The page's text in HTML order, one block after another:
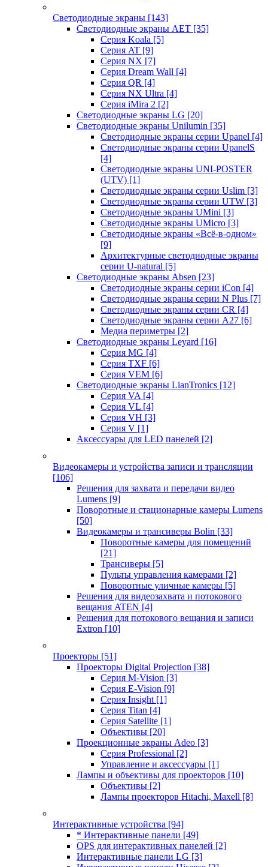
Светодиодные экраны [143]
Светодиодные экраны AET [35]
Cерия Koala [5]
Серия AT [9]
Серия NX [7]
Серия Dream Wall [4]
Серия QR [4]
Серия NX Ultra [4]
Серия iMira 2 [2]
Светодиодные экраны LG [20]
Светодиодные экраны Unilumin [35]
Светодиодные экраны серии Upanel [4]
Светодиодные экраны серии UpanelS
[4]
Светодиодные экраны UNI-POSTER
(UTV) [1]
Светодиодные экраны серии Uslim [3]
Светодиодные экраны серии UTW [3]
Светодиодные экраны UMini [3]
Светодиодные экраны UMicro [3]
Светодиодные экраны «Всё-в-одном»
[9]
Архитектурные светодиодные экраны
серии U-natural [5]
Светодиодные экраны Absen [23]
Светодиодные экраны серии iCon [4]
Светодиодные экраны серии N Plus [7]
Светодиодные экраны серии CR [4]
Светодиодные экраны серии А27 [6]
Медиа периметры [2]
Светодиодные экраны Leyard [16]
Серия MG [4]
Серия TXF [6]
Серия VEM [6]
Светодиодные экраны LianTronics [12]
Серия VA [4]
Серия VL [4]
Серия VH [3]
Серия V [1]
Аксессуары для LED панелей [2]
Видеокамеры и устройства записи и трансляции
[106]
Решения для захвата и передачи видео
Lumens [9]
Поворотные и стационарные камеры Lumens
[50]
Видеокамеры и трансиверы Bolin [33]
Поворотные камеры для помещений
[21]
Трансиверы [5]
Пульты управления камерами [2]
Поворотные уличные камеры [5]
Решения для видеозахвата и потокового
вещания ATEN [4]
Решения для потокового вещания и записи
Extron [10]
Проекторы [51]
Проекторы Digital Projection [38]
Серия M-Vision [3]
Серия E-Vision [9]
Серия Insight [1]
Серия Titan [4]
Серия Satellite [1]
Объективы [20]
Проекционные экраны Adeo [3]
Серия Professional [2]
Управление и аксессуары [1]
Лампы и объективы для проекторов [10]
Объективы [2]
Лампы проекторов Hitachi, Maxell [8]
Интерактивные устройства [94]
* Интерактивные панели [49]
OPS для интерактивных панелей [2]
Интерактивные панели LG [3]